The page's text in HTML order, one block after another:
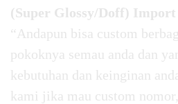
(Super Glossy/Doff) Import
“Andapun bisa custom
pokoknya semau anda dan
kebutuhan dan keinginan
kami jika mau custom